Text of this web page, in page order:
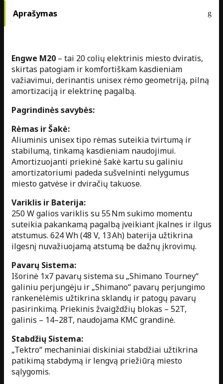
Aprašymas
Engwe M20 – tai 20 colių elektrinis miesto dviratis,
skirtas patogiam ir komfortiškam kasdieniam
važiavimui, derinantis unisex rėmo geometriją, pilną
amortizaciją ir elektrinę pagalbą.
Pagrindinės savybės:
Rėmas ir Šakė:
Aliuminis unisex tipo rėmas suteikia tvirtumą ir
stabilumą, tinkamą kasdieniam naudojimui.
Amortizuojanti priekinė šakė kartu su galiniu
amortizatoriumi padeda sušvelninti nelygumus
miesto gatvėse ir dviračių takuose.
Variklis ir Baterija:
250 W galios variklis su 55 Nm sukimo momentu
suteikia pakankamą pagalbą įveikiant įkalnes ir ilgus
atstumus. 624 Wh (48 V, 13 Ah) baterija užtikrina
ilgesnį nuvažiuojamą atstumą be dažnų įkrovimų.
Pavarų Sistema:
Išorinė 1x7 pavarų sistema su „Shimano Tourney“
galiniu perjungėju ir „Shimano“ pavarų perjungimo
rankenėlėmis užtikrina sklandų ir patogų pavarų
pasirinkimą. Priekinis žvaigždžių blokas – 52T,
galinis – 14–28T, naudojama KMC grandinė.
Stabdžių Sistema:
„Tektro“ mechaniniai diskiniai stabdžiai užtikrina
patikimą stabdymą ir lengvą priežiūrą miesto
sąlygomis.